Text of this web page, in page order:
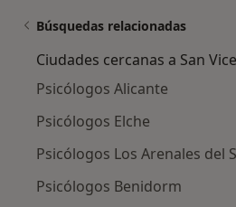
Búsquedas relacionadas
Ciudades cercanas a San
Psicólogos Alicante
Psicólogos Elche
Psicólogos Los Arenales del
Psicólogos Benidorm